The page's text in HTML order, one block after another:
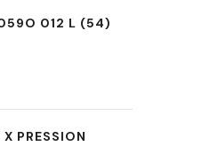
012 L (54)
PRESSION